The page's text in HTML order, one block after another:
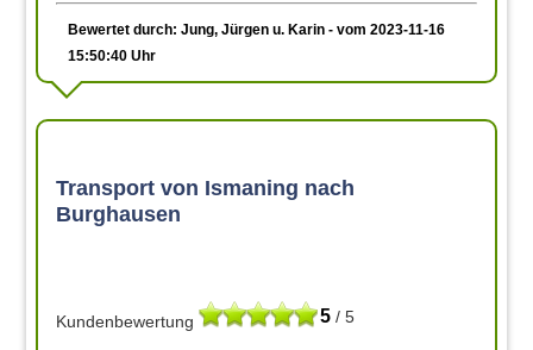
Bewertet durch: Jung, Jürgen u. Karin - vom 2023-11-16
15:50:40 Uhr
Transport von Ismaning nach
Burghausen
5 / 5
Kundenbewertung